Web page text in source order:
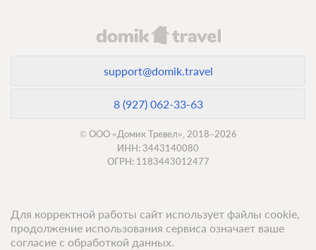
support@domik.travel
8 (927) 062-33-63
© ООО «Домик Тревел», 2018–2026
ИНН: 3443140080
ОГРН: 1183443012477
Для корректной работы сайт использует файлы cookie,
продолжение использования сервиса означает ваше
согласие с обработкой данных.